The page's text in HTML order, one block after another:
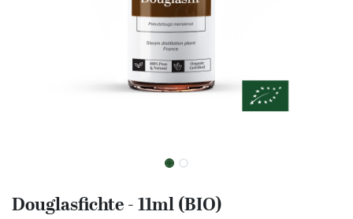
Douglasfichte - 11ml (BIO)